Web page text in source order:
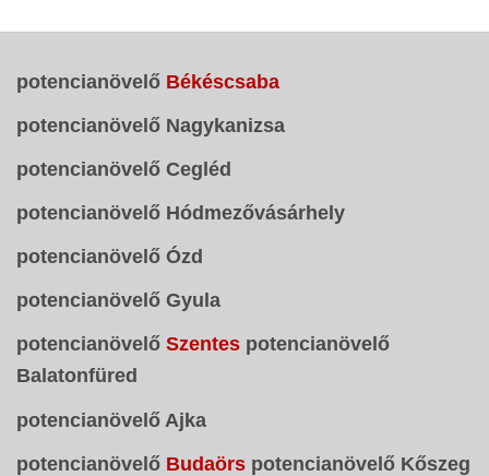
potencianövelő Békéscsaba
potencianövelő Nagykanizsa
potencianövelő Cegléd
potencianövelő Hódmezővásárhely
potencianövelő Ózd
potencianövelő Gyula
potencianövelő Szentes potencianövelő
Balatonfüred
potencianövelő Ajka
potencianövelő Budaörs potencianövelő Kőszeg